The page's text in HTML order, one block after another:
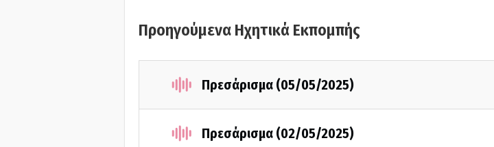
Προηγούμενα Ηχητικά Εκπομπής
Πρεσάρισμα (05/05/2025)
Πρεσάρισμα (02/05/2025)